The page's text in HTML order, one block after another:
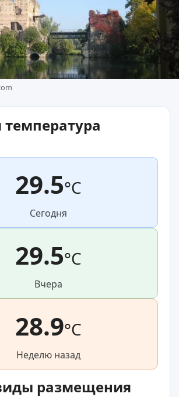
29.5°C
Сегодня
29.5°C
Вчера
28.9°C
Неделю назад
размещения